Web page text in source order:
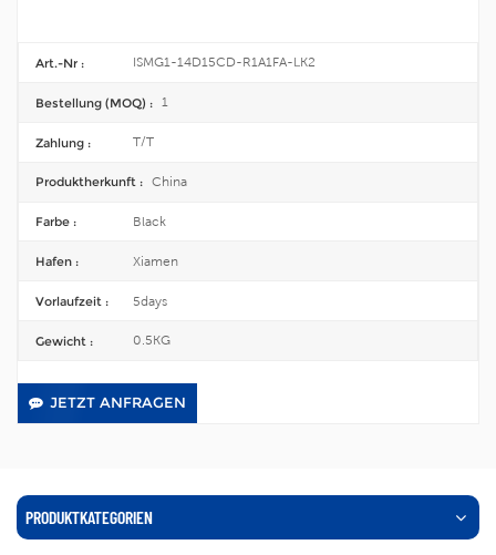
Art.-Nr : ISMG1-14D15CD-R1A1FA-LK2
Bestellung (MOQ) : 1
Zahlung : T/T
Produktherkunft : China
Farbe : Black
Hafen : Xiamen
Vorlaufzeit : 5days
Gewicht : 0.5KG
JETZT ANFRAGEN
PRODUKTKATEGORIEN